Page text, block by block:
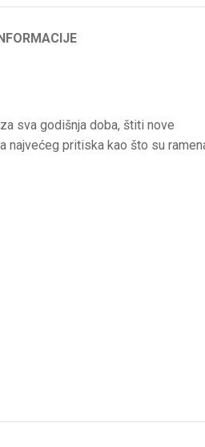
sva godišnja doba, štiti nove
najvećeg pritiska kao što su